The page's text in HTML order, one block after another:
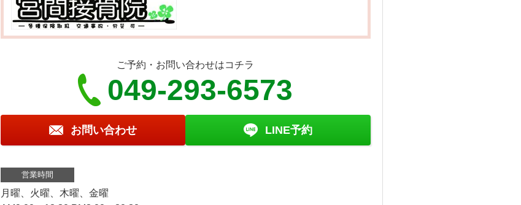
ご予約・お問い合わせはコチラ
049-293-6573
お問い合わせ LINE予約
営業時間
月曜、火曜、木曜、金曜